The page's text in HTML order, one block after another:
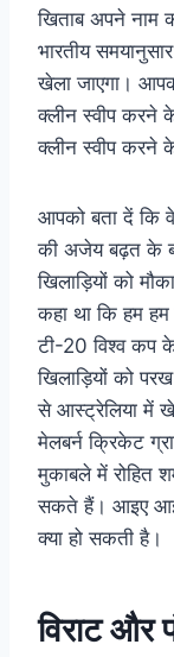
खिताब अपने नाम
भारतीय
खेला जाएगा।
क्लीन स्वीप करने
क्लीन स्वीप करने
आपको बता दें कि
की अजेय बढ़त के
खिलाड़ियों को
कहा था कि हम
टी-20 विश्व कप
खिलाड़ियों को
से आस्ट्रेलिया में
मेलबर्न क्रिकेट
मुकाबले में रोहित
सकते हैं। आइए
क्या हो सकती है।
विराट और